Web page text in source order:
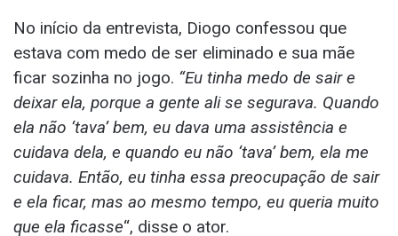
No início da entrevista, Diogo confessou que
estava com medo de ser eliminado e sua mãe
ficar sozinha no jogo. “Eu tinha medo de sair e
deixar ela, porque a gente ali se segurava. Quando
ela não ‘tava’ bem, eu dava uma assistência e
cuidava dela, e quando eu não ‘tava’ bem, ela me
cuidava. Então, eu tinha essa preocupação de sair
e ela ficar, mas ao mesmo tempo, eu queria muito
que ela ficasse“, disse o ator.